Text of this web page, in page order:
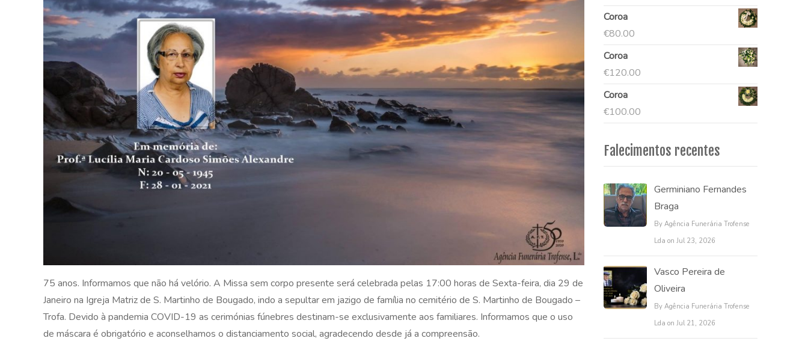
75 anos. Informamos que não há velório. A Missa sem corpo presente será celebrada pelas 17:00 horas de Sexta-feira, dia 29 de
Janeiro na Igreja Matriz de S. Martinho de Bougado, indo a sepultar em jazigo de família no cemitério de S. Martinho de Bougado –
Trofa. Devido à pandemia COVID-19 as cerimónias fúnebres destinam-se exclusivamente aos familiares. Informamos que o uso
de máscara é obrigatório e aconselhamos o distanciamento social, agradecendo desde já a compreensão.
Coroa
€80.00
Coroa
€120.00
Coroa
€100.00
Falecimentos recentes
Germiniano Fernandes
Braga
By Agência Funerária Trofense
Lda on Jul 23, 2026
Vasco Pereira de
Oliveira
By Agência Funerária Trofense
Lda on Jul 21, 2026